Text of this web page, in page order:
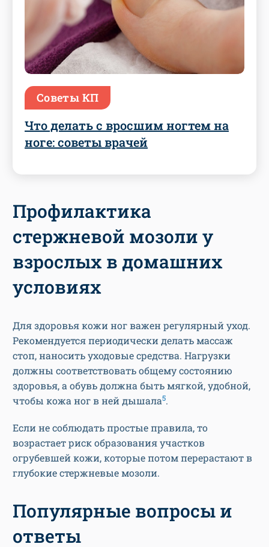
Советы КП
Что делать с вросшим ногтем на
ноге: советы врачей
Профилактика
стержневой мозоли у
взрослых в домашних
условиях
Для здоровья кожи ног важен регулярный уход.
Рекомендуется периодически делать массаж
стоп, наносить уходовые средства. Нагрузки
должны соответствовать общему состоянию
здоровья, а обувь должна быть мягкой, удобной,
чтобы кожа ног в ней дышала5.
Если не соблюдать простые правила, то
возрастает риск образования участков
огрубевшей кожи, которые потом перерастают в
глубокие стержневые мозоли.
Популярные вопросы и
ответы